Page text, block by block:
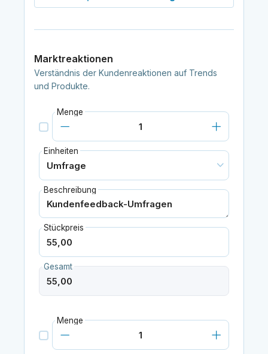
Marktreaktionen
Verständnis der Kundenreaktionen auf Trends
und Produkte.
Menge
Einheiten
Beschreibung
Stückpreis
Gesamt
Menge